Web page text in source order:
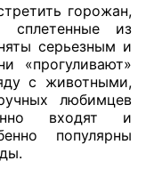
горожан,
сплетенные из
серьезным и
«прогуливают»
с животными,
любимцев
входят и
популярны